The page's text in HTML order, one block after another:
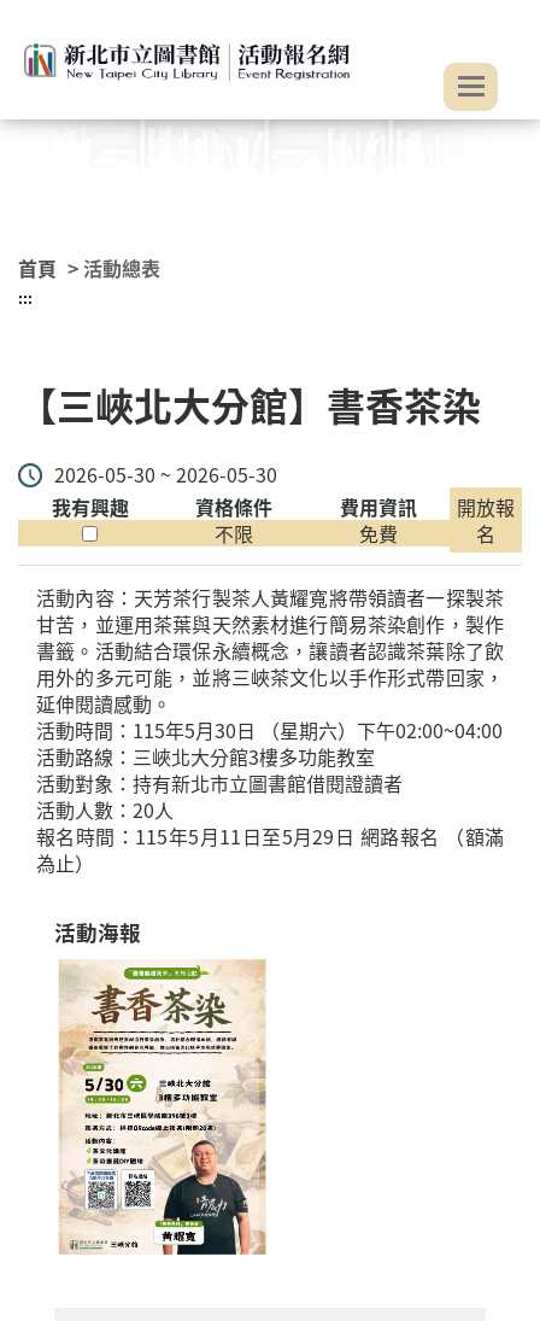
首頁 > 活動總表
:::
【三峽北大分館】書香茶染
2026-05-30 ~ 2026-05-30
我有興趣
資格條件
不限
費用資訊
免費
開放報
名
活動內容：天芳茶行製茶人黃耀寬將帶領讀者一探製茶
甘苦，並運用茶葉與天然素材進行簡易茶染創作，製作
書籤。活動結合環保永續概念，讓讀者認識茶葉除了飲
用外的多元可能，並將三峽茶文化以手作形式帶回家，
延伸閱讀感動。
活動時間：115年5月30日 （星期六）下午02:00~04:00
活動路線：三峽北大分館3樓多功能教室
活動對象：持有新北市立圖書館借閱證讀者
活動人數：20人
報名時間：115年5月11日至5月29日 網路報名 （額滿
為止）
活動海報